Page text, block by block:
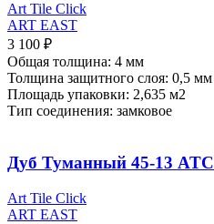
Art Tile Click
ART EAST
3 100 ₽
Общая толщина: 4 мм
Толщина защитного слоя: 0,5 мм
Площадь упаковки: 2,635 м2
Тип соединения: замковое
Дуб Туманный 45-13 ATC
Art Tile Click
ART EAST